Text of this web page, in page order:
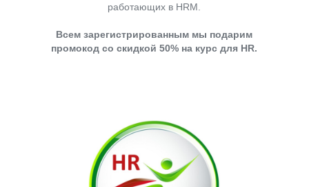
работающих в HRM.
Всем зарегистрированным мы подарим
промокод со скидкой 50% на курс для HR.